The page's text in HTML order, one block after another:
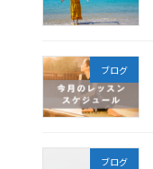
ブログ
ブログ